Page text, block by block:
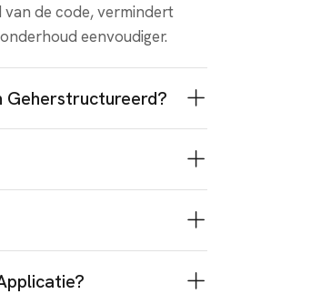
de code, vermindert
eenvoudiger.
Geherstructureerd?